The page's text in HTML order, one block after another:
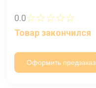
0.0☆☆☆☆☆
Товар закончился
Оформить предзаказ
Ваше имя
Отправить